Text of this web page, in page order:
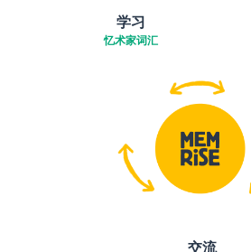
学习
忆术家词汇
交流